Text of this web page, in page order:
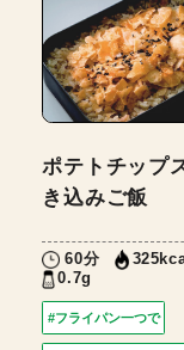
ポテトチップ
き込みご飯
60分
0.7g
#フライパン一つで